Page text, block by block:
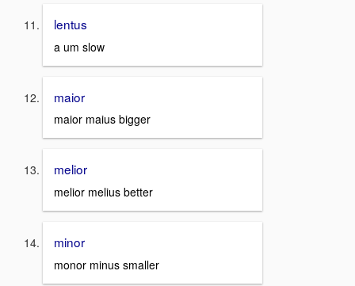
lentus
a um slow
maior
maior maius bigger
melior
melior melius better
minor
monor minus smaller